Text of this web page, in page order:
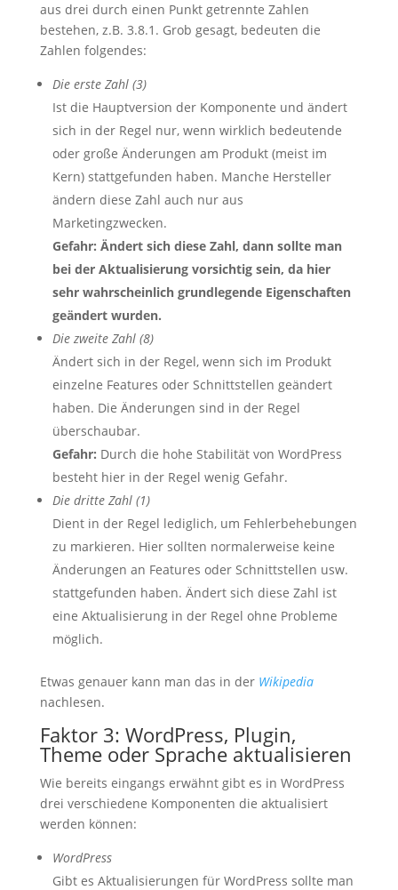
aus drei durch einen Punkt getrennte Zahlen
bestehen, z.B. 3.8.1. Grob gesagt, bedeuten die
Zahlen folgendes:
Die erste Zahl (3)
Ist die Hauptversion der Komponente und ändert
sich in der Regel nur, wenn wirklich bedeutende
oder große Änderungen am Produkt (meist im
Kern) stattgefunden haben. Manche Hersteller
ändern diese Zahl auch nur aus
Marketingzwecken.
Gefahr: Ändert sich diese Zahl, dann sollte man
bei der Aktualisierung vorsichtig sein, da hier
sehr wahrscheinlich grundlegende Eigenschaften
geändert wurden.
Die zweite Zahl (8)
Ändert sich in der Regel, wenn sich im Produkt
einzelne Features oder Schnittstellen geändert
haben. Die Änderungen sind in der Regel
überschaubar.
Gefahr: Durch die hohe Stabilität von WordPress
besteht hier in der Regel wenig Gefahr.
Die dritte Zahl (1)
Dient in der Regel lediglich, um Fehlerbehebungen
zu markieren. Hier sollten normalerweise keine
Änderungen an Features oder Schnittstellen usw.
stattgefunden haben. Ändert sich diese Zahl ist
eine Aktualisierung in der Regel ohne Probleme
möglich.
Etwas genauer kann man das in der Wikipedia
nachlesen.
Faktor 3: WordPress, Plugin,
Theme oder Sprache aktualisieren
Wie bereits eingangs erwähnt gibt es in WordPress
drei verschiedene Komponenten die aktualisiert
werden können:
WordPress
Gibt es Aktualisierungen für WordPress sollte man